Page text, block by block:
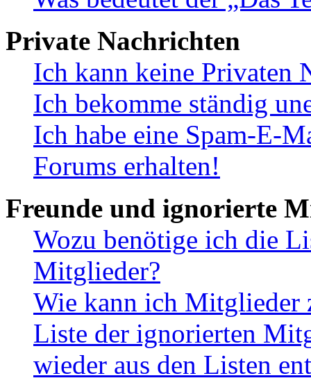
Private Nachrichten
Ich kann keine Privaten
Ich bekomme ständig
Ich habe eine Spam-E-
Forums erhalten!
Freunde und ignorierte
Wozu benötige ich die
Mitglieder?
Wie kann ich Mitglieder
Liste der ignorierten
wieder aus den Listen